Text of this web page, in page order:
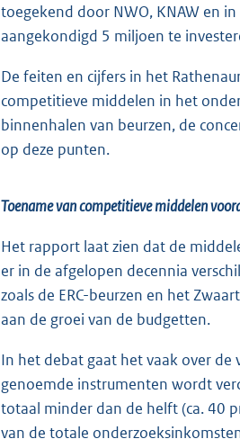
toegekend door NWO, KNAW en
aangekondigd 5 miljoen te
De feiten en cijfers in het
competitieve middelen in het
binnenhalen van beurzen, de
op deze punten.
Toename van competitieve middelen
Het rapport laat zien dat de
er in de afgelopen decennia
zoals de ERC-beurzen en het
aan de groei van de budgetten.
In het debat gaat het vaak over
genoemde instrumenten wordt
totaal minder dan de helft (ca. 40
van de totale